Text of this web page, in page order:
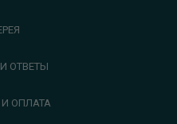
ОТВЕТЫ
ОПЛАТА